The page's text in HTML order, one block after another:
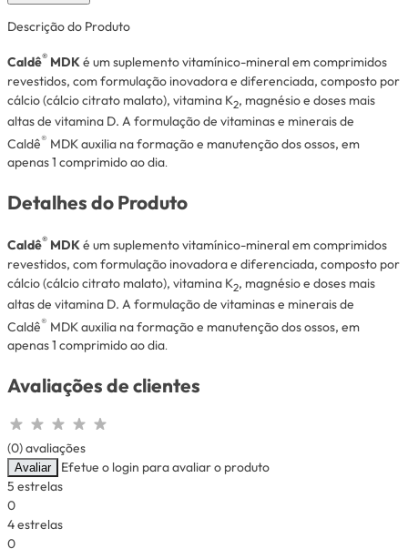
Descrição do Produto
Caldê® MDKé um suplemento vitamínico-mineral em comprimidos
revestidos, com formulação inovadora e diferenciada, composto por
cálcio (cálcio citrato malato), vitamina K2, magnésio e doses mais
altas de vitamina D. A formulação de vitaminas e minerais de
Caldê® MDK auxilia na formação e manutenção dos ossos, em
apenas 1 comprimido ao dia.
Detalhes do Produto
Caldê® MDKé um suplemento vitamínico-mineral em comprimidos
revestidos, com formulação inovadora e diferenciada, composto por
cálcio (cálcio citrato malato), vitamina K2, magnésio e doses mais
altas de vitamina D. A formulação de vitaminas e minerais de
Caldê® MDK auxilia na formação e manutenção dos ossos, em
apenas 1 comprimido ao dia.
Avaliações de clientes
(0) avaliações
Avaliar
Efetue o login para avaliar o produto
5 estrelas
0
4 estrelas
0